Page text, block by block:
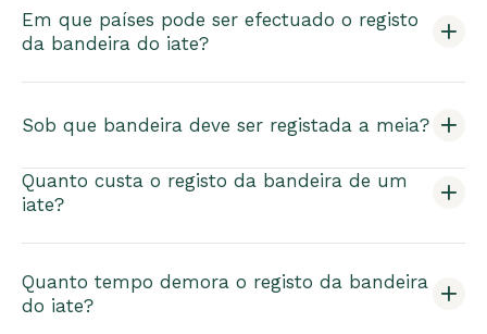
Em que países pode ser efectuado o registo
da bandeira do iate?
Sob que bandeira deve ser registada a meia?
Quanto custa o registo da bandeira de um
iate?
Quanto tempo demora o registo da bandeira
do iate?